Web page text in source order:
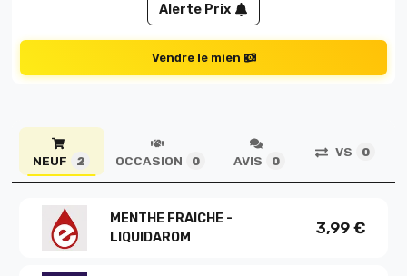
Alerte Prix
Vendre le mien
NEUF 2 OCCASION 0 AVIS 0
VS 0
MENTHE FRAICHE -
LIQUIDAROM
3,99€